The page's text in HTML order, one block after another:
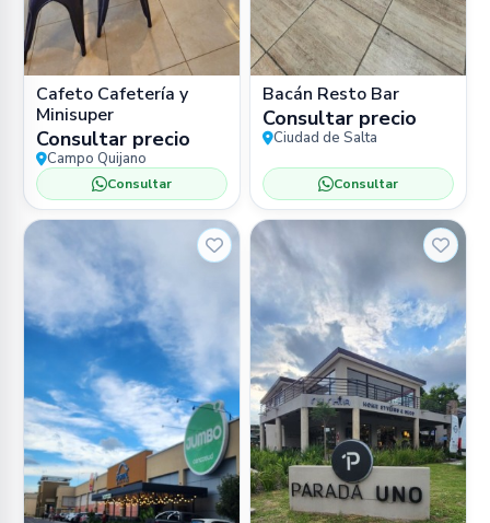
Cafeto Cafetería y
Minisuper
Consultar precio
Campo Quijano
Consultar
Bacán Resto Bar
Consultar precio
Ciudad de Salta
Consultar